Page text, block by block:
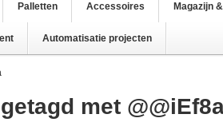
Palletten Accessoires Magazijn
Automatisatie projecten
met